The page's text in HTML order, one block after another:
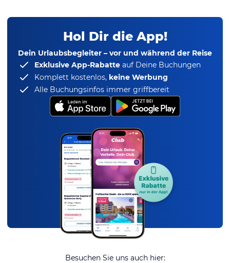
Hol Dir die App!
Dein Urlaubsbegleiter – vor und während der Reise
Exklusive App-Rabatte auf Deine Buchungen
Komplett kostenlos, keine Werbung
Alle Buchungsinfos immer griffbereit
Besuchen Sie uns auch hier: